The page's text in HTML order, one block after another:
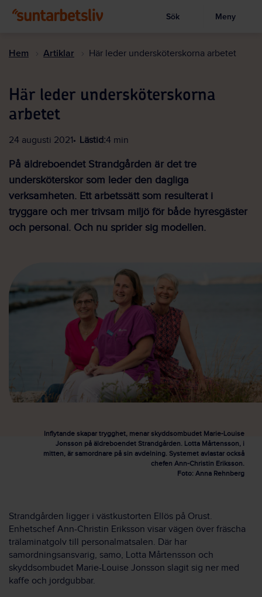
till
Visa sökruta
Sök Meny
Hem Artiklar Här leder undersköterskorna arbetet
Här leder undersköterskorna
arbetet
24 augusti 2021 Lästid:4 min
På äldreboendet Strandgården är det tre
undersköterskor som leder den dagliga
verksamheten. Ett arbetssätt som resulterat i
tryggare och mer trivsam miljö för både hyresgäster
och personal. Och nu sprider sig modellen.
Inflytande skapar trygghet, menar skyddsombudet Marie-Louise
Jonsson på äldreboendet Strandgården. Lotta Mårtensson, i
mitten, är samordnare på sin avdelning. Systemet avlastar också
chefen Ann-Christin Eriksson.
Foto: Anna Rehnberg
Strandgården ligger i västkustorten Ellös på Orust.
Enhetschef Ann-Christin Eriksson visar vägen över fräscha
trälaminatgolv till personalmatsalen. Där har
samordningsansvarig, samo, Lotta Mårtensson och
skyddsombudet Marie-Louise Jonsson slagit sig ner med
kaffe och jordgubbar.